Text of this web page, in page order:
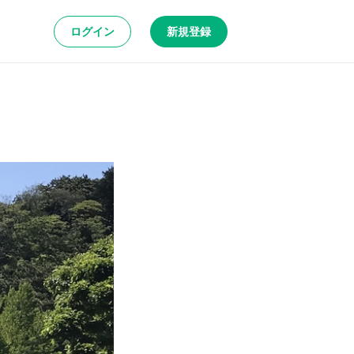
ログイン 新規登録